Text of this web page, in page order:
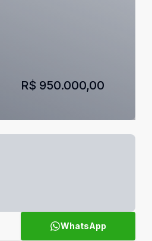
R$ 950.000,00
WhatsApp